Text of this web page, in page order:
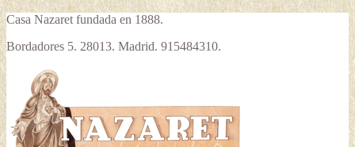
Casa Nazaret fundada en 1888.
Bordadores 5. 28013. Madrid. 915484310.
la
navegación
contenido